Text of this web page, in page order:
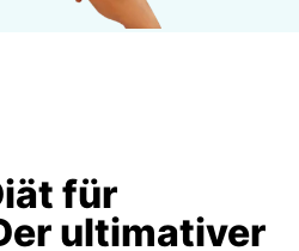
für
ultimativer